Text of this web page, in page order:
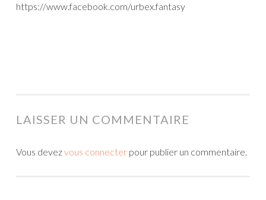
https://www.facebook.com/urbex.fantasy
LAISSER UN COMMENTAIRE
Vous devezvous connecter pour publier un commentaire.